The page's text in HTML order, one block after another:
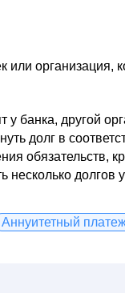
или организация,
у банка, другой
долг в
обязательств,
несколько долгов
Аннуитетный